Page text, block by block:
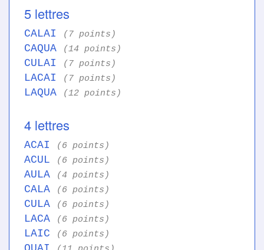
5 lettres
CALAI (7 points)
CAQUA (14 points)
CULAI (7 points)
LACAI (7 points)
LAQUA (12 points)
4 lettres
ACAI (6 points)
ACUL (6 points)
AULA (4 points)
CALA (6 points)
CULA (6 points)
LACA (6 points)
LAIC (6 points)